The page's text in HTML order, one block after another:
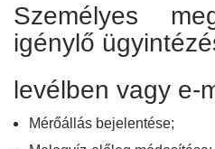
Személyes
igénylő
levélben vagy e-
Mérőállás bejelentése;